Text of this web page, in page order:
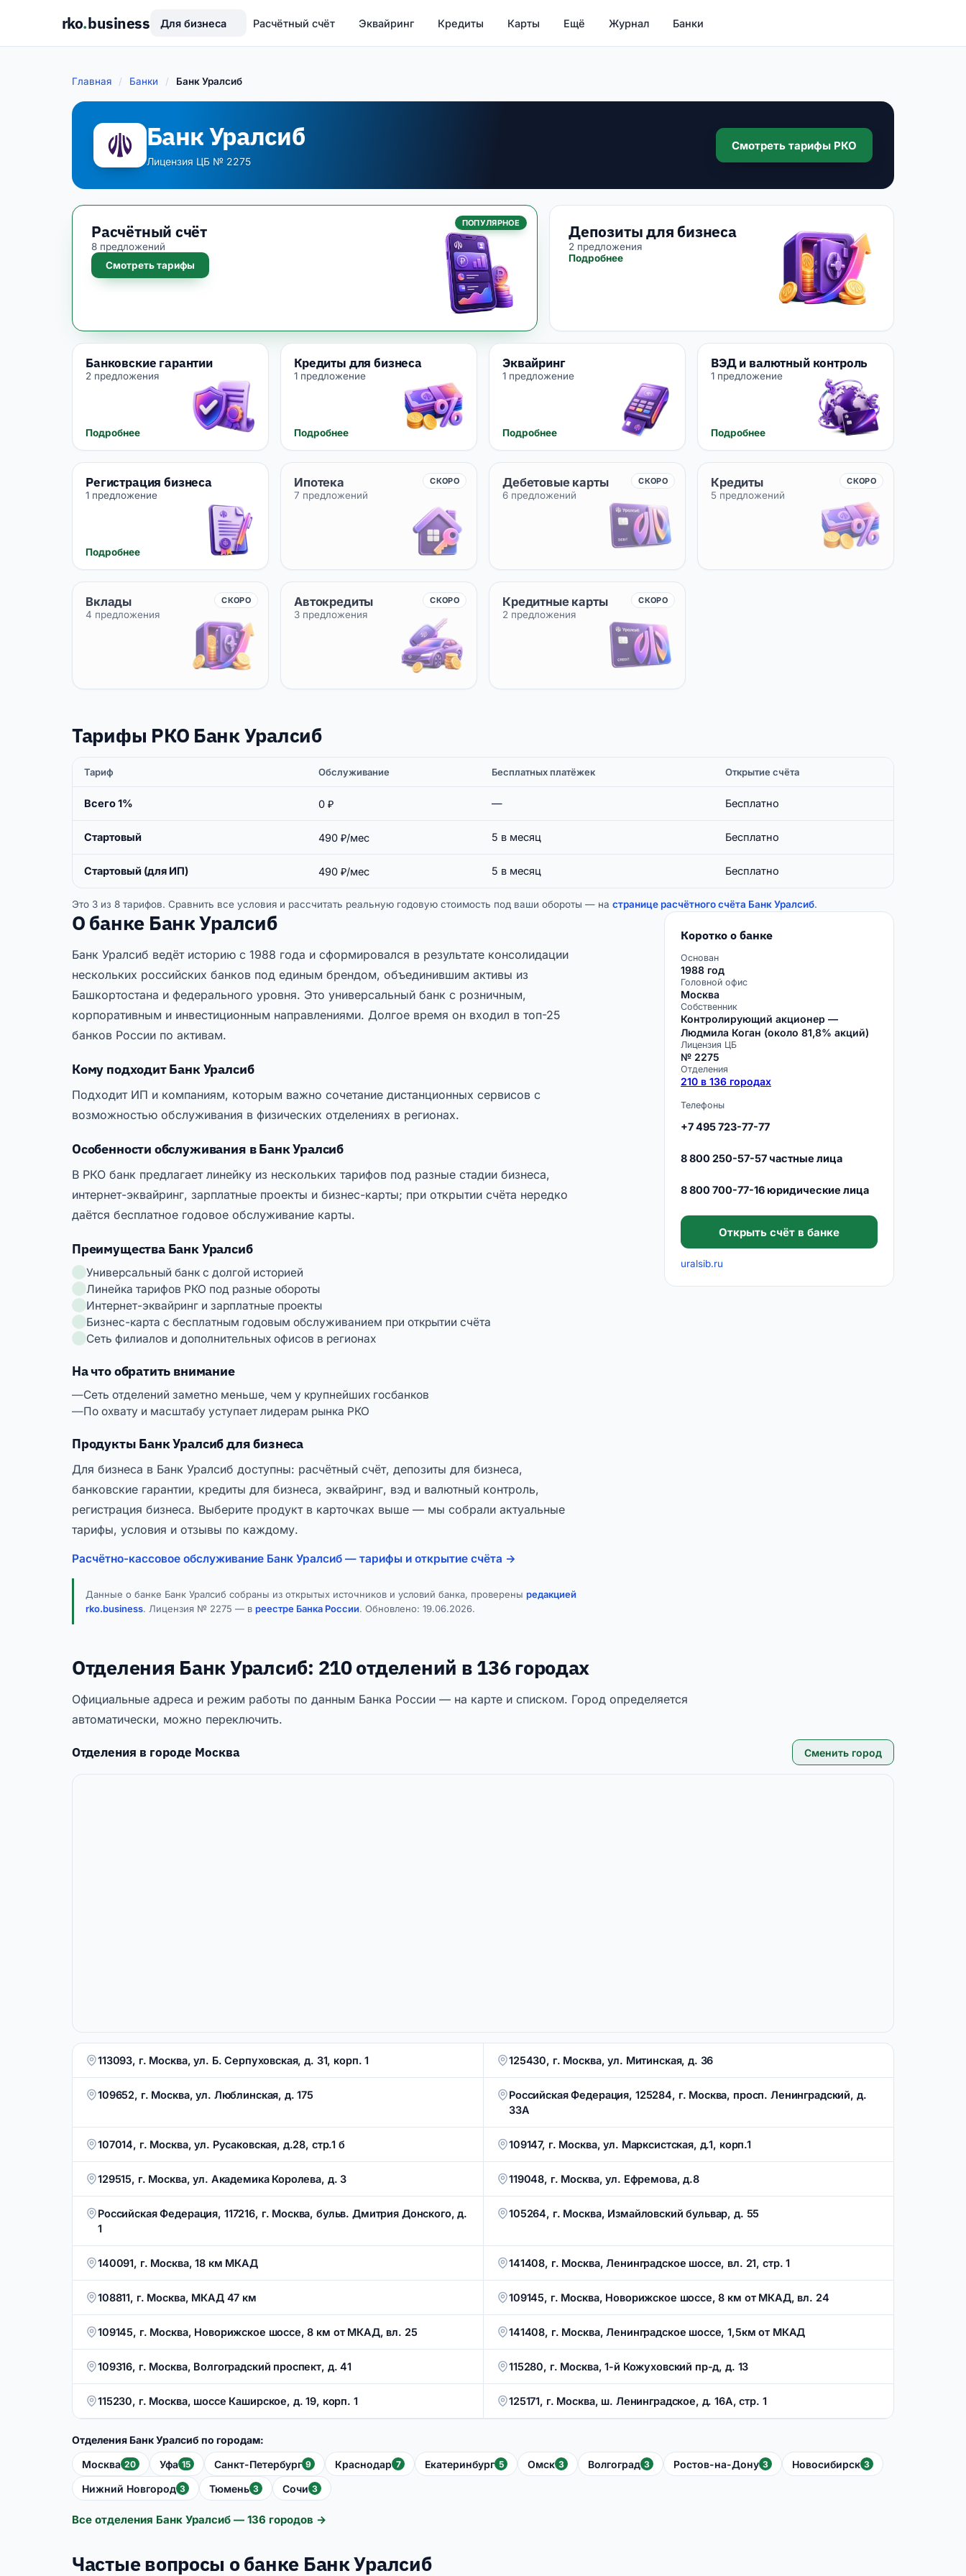
rko.business Для бизнеса Расчётный счёт Эквайринг Кредиты Карты Ещё Журнал Банки
Главная / Банки / Банк Уралсиб
Банк Уралсиб
Лицензия ЦБ № 2275
Смотреть тарифы РКО
Расчётный счёт
8 предложений
Смотреть тарифы
ПОПУЛЯРНОЕ Депозиты для бизнеса
2 предложения
Подробнее
Банковские гарантии
2 предложения
Подробнее
Кредиты для бизнеса
1 предложение
Подробнее
Эквайринг
1 предложение
Подробнее
ВЭД и валютный контроль
1 предложение
Подробнее
Регистрация бизнеса
1 предложение
Подробнее
Ипотека
7 предложений
СКОРО Дебетовые карты
6 предложений
СКОРО Кредиты
5 предложений
СКОРО
Вклады
4 предложения
СКОРО Автокредиты
3 предложения
СКОРО Кредитные карты
2 предложения
СКОРО
Тарифы РКО Банк Уралсиб
Тариф Обслуживание Бесплатных платёжек Открытие счёта
Всего 1% 0 ₽ — Бесплатно
Стартовый 490 ₽/мес 5 в месяц Бесплатно
Стартовый (для ИП) 490 ₽/мес 5 в месяц Бесплатно
Это 3 из 8 тарифов. Сравнить все условия и рассчитать реальную годовую стоимость под ваши обороты — на странице расчётного счёта Банк Уралсиб.
О банке Банк Уралсиб
Банк Уралсиб ведёт историю с 1988 года и сформировался в результате консолидации
нескольких российских банков под единым брендом, объединившим активы из
Башкортостана и федерального уровня. Это универсальный банк с розничным,
корпоративным и инвестиционным направлениями. Долгое время он входил в топ-25
банков России по активам.
Кому подходит Банк Уралсиб
Подходит ИП и компаниям, которым важно сочетание дистанционных сервисов с
возможностью обслуживания в физических отделениях в регионах.
Особенности обслуживания в Банк Уралсиб
В РКО банк предлагает линейку из нескольких тарифов под разные стадии бизнеса,
интернет-эквайринг, зарплатные проекты и бизнес-карты; при открытии счёта нередко
даётся бесплатное годовое обслуживание карты.
Преимущества Банк Уралсиб
Универсальный банк с долгой историей
Линейка тарифов РКО под разные обороты
Интернет-эквайринг и зарплатные проекты
Бизнес-карта с бесплатным годовым обслуживанием при открытии счёта
Сеть филиалов и дополнительных офисов в регионах
На что обратить внимание
Сеть отделений заметно меньше, чем у крупнейших госбанков
По охвату и масштабу уступает лидерам рынка РКО
Продукты Банк Уралсиб для бизнеса
Для бизнеса в Банк Уралсиб доступны: расчётный счёт, депозиты для бизнеса,
банковские гарантии, кредиты для бизнеса, эквайринг, вэд и валютный контроль,
регистрация бизнеса. Выберите продукт в карточках выше — мы собрали актуальные
тарифы, условия и отзывы по каждому.
Расчётно-кассовое обслуживание Банк Уралсиб — тарифы и открытие счёта →
Данные о банке Банк Уралсиб собраны из открытых источников и условий банка, проверены редакцией
rko.business. Лицензия № 2275 — в реестре Банка России. Обновлено: 19.06.2026.
Коротко о банке
Основан
1988 год
Головной офис
Москва
Собственник
Контролирующий акционер —
Людмила Коган (около 81,8% акций)
Лицензия ЦБ
№ 2275
Отделения
210 в 136 городах
Телефоны
+7 495 723-77-77
8 800 250-57-57 частные лица
8 800 700-77-16 юридические лица
Открыть счёт в банке
uralsib.ru
Отделения Банк Уралсиб: 210 отделений в 136 городах
Официальные адреса и режим работы по данным Банка России — на карте и списком. Город определяется
автоматически, можно переключить.
Отделения в городе Москва Сменить город
113093, г. Москва, ул. Б. Серпуховская, д. 31, корп. 1 125430, г. Москва, ул. Митинская, д. 36
109652, г. Москва, ул. Люблинская, д. 175
Российская Федерация, 125284, г. Москва, просп. Ленинградский, д.
33А
107014, г. Москва, ул. Русаковская, д.28, стр.1 б 109147, г. Москва, ул. Марксистская, д.1, корп.1
129515, г. Москва, ул. Академика Королева, д. 3 119048, г. Москва, ул. Ефремова, д.8
Российская Федерация, 117216, г. Москва, бульв. Дмитрия Донского, д.
1
105264, г. Москва, Измайловский бульвар, д. 55
140091, г. Москва, 18 км МКАД 141408, г. Москва, Ленинградское шоссе, вл. 21, стр. 1
108811, г. Москва, МКАД 47 км 109145, г. Москва, Новорижское шоссе, 8 км от МКАД, вл. 24
109145, г. Москва, Новорижское шоссе, 8 км от МКАД, вл. 25 141408, г. Москва, Ленинградское шоссе, 1,5км от МКАД
109316, г. Москва, Волгоградский проспект, д. 41 115280, г. Москва, 1-й Кожуховский пр-д, д. 13
115230, г. Москва, шоссе Каширское, д. 19, корп. 1 125171, г. Москва, ш. Ленинградское, д. 16А, стр. 1
Отделения Банк Уралсиб по городам:
Москва 20 Уфа 15 Санкт-Петербург 9 Краснодар 7 Екатеринбург 5 Омск 3 Волгоград 3 Ростов-на-Дону 3 Новосибирск 3
Нижний Новгород 3 Тюмень 3 Сочи 3
Все отделения Банк Уралсиб — 136 городов →
Частые вопросы о банке Банк Уралсиб